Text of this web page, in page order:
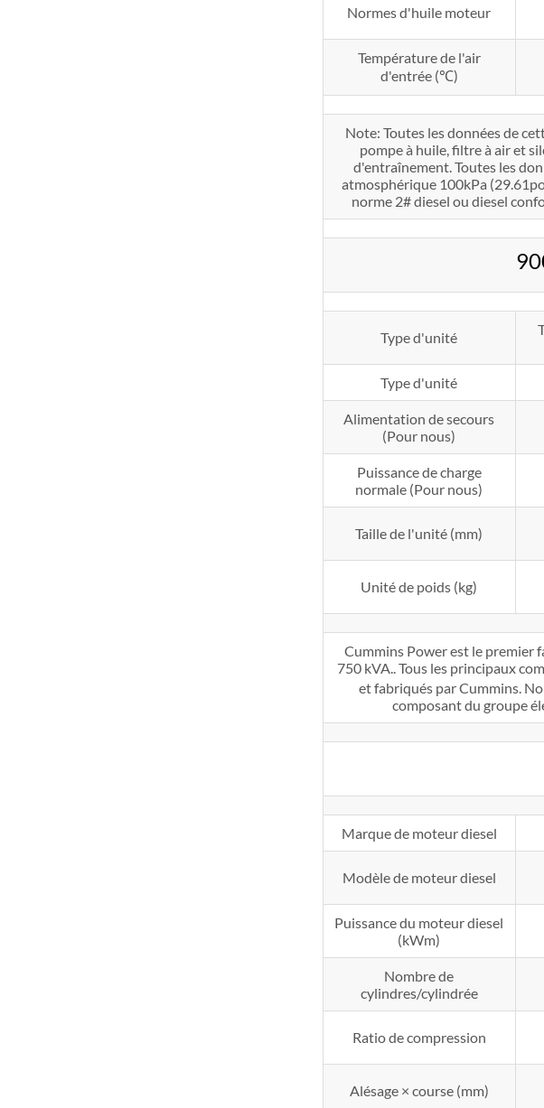
Normes d'huile moteur
Température de l'air
d'entrée (℃)
Note: Toutes les données de
pompe à huile, filtre à air et
d'entraînement. Toutes les
atmosphérique 100kPa
norme 2# diesel ou diesel
Type d'unité
Type d'unité
Alimentation de secours
(Pour nous)
Puissance de charge
normale (Pour nous)
Taille de l'unité (mm)
Unité de poids (kg)
Cummins Power est le premier
750 kVA.. Tous les principaux
et fabriqués par Cummins.
composant du groupe
Marque de moteur diesel
Modèle de moteur diesel
Puissance du moteur diesel
(kWm)
Nombre de
cylindres/cylindrée
Ratio de compression
Alésage × course (mm)